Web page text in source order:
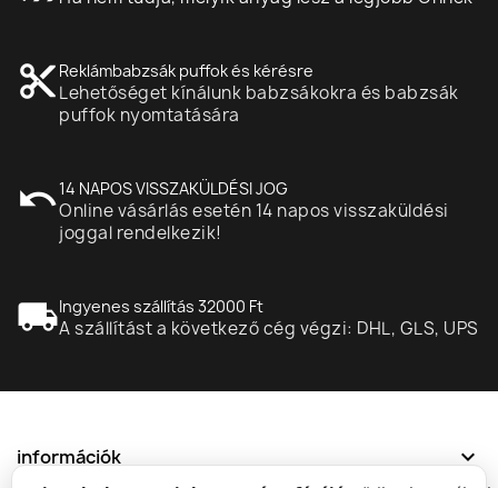
content_cut Reklámbabzsák puffok és kérésre
Lehetőséget kínálunk babzsákokra és babzsák
puffok nyomtatására
undo14 NAPOS VISSZAKÜLDÉSI JOG
Online vásárlás esetén 14 napos visszaküldési
joggal rendelkezik!
local_shippingIngyenes szállítás 32000 Ft
A szállítást a következő cég végzi: DHL, GLS, UPS
információk expand_more